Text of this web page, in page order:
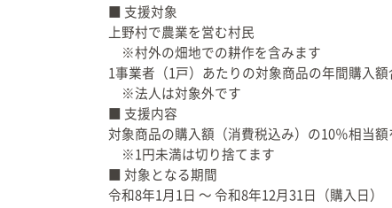
暮らしに関わる相談
採用情報
各種証明・申請書の様
式
上野村防災マップ
マイナンバー
■ 支援対象
上野村で農業を営む村民
※村外の畑地での耕作を含みます
1事業者（1戸）あたりの対象商品の年間購入
※法人は対象外です
■ 支援内容
対象商品の購入額（消費税込み）の10％相当額
※1円未満は切り捨てます
■ 対象となる期間
令和8年1月1日 ～ 令和8年12月31日（購入日）